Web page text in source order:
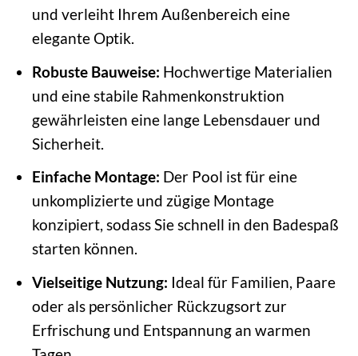
und verleiht Ihrem Außenbereich eine
elegante Optik.
Robuste Bauweise: Hochwertige Materialien
und eine stabile Rahmenkonstruktion
gewährleisten eine lange Lebensdauer und
Sicherheit.
Einfache Montage: Der Pool ist für eine
unkomplizierte und zügige Montage
konzipiert, sodass Sie schnell in den Badespaß
starten können.
Vielseitige Nutzung: Ideal für Familien, Paare
oder als persönlicher Rückzugsort zur
Erfrischung und Entspannung an warmen